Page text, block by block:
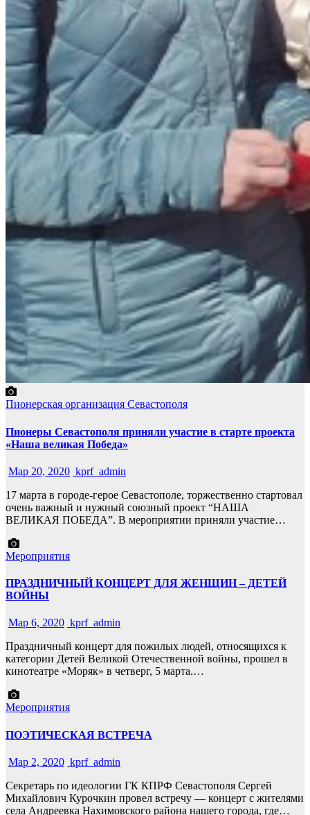
Пионерская организация Севастополя
Пионеры Севастополя приняли участие в старте проекта
«Наша великая Победа»
Мар 20, 2020 kprf_admin
17 марта в городе-герое Севастополе, торжественно стартовал
очень важный и нужный союзный проект “НАША
ВЕЛИКАЯ ПОБЕДА”. В мероприятии приняли участие…
Мероприятия
ПРАЗДНИЧНЫЙ КОНЦЕРТ ДЛЯ ЖЕНЩИН – ДЕТЕЙ
ВОЙНЫ
Мар 6, 2020 kprf_admin
Праздничный концерт для пожилых людей, относящихся к
категории Детей Великой Отечественной войны, прошел в
кинотеатре «Моряк» в четверг, 5 марта.…
Мероприятия
ПОЭТИЧЕСКАЯ ВСТРЕЧА
Мар 2, 2020 kprf_admin
Секретарь по идеологии ГК КПРФ Севастополя Сергей
Михайлович Курочкин провел встречу — концерт с жителями
села Андреевка Нахимовского района нашего города, где…